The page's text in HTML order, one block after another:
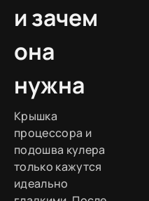
и зачем
она
нужна
Крышка
процессора и
подошва кулера
только кажутся
идеально